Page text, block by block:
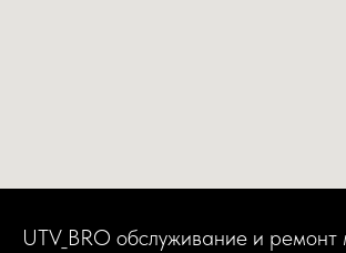
UTV_BRO обслуживание и ремонт